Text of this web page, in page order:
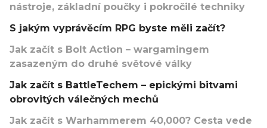
nástroje, základní poučky i pokročilé techniky
S jakým vyprávěcím RPG byste měli začít?
Jak začít s Bolt Action – wargamingem
zasazeným do druhé světové války
Jak začít s BattleTechem – epickými bitvami
obrovitých válečných mechů
Jak začít s Warhammerem 40,000? Cesta vede